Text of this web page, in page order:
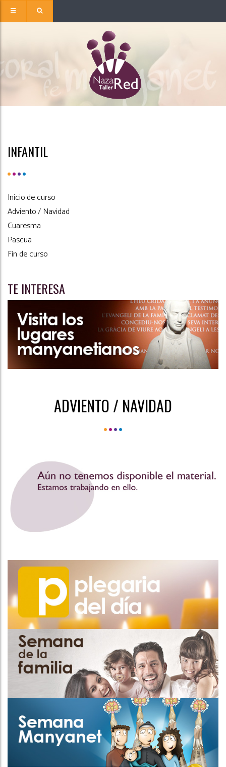
INFANTIL
Inicio de curso
Adviento / Navidad
Cuaresma
Pascua
Fin de curso
TE INTERESA
ADVIENTO / NAVIDAD